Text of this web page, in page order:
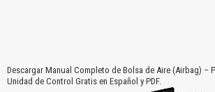
Descargar Manual Completo de Bolsa de Aire (Airbag) –
Unidad de Control Gratis en Español y PDF.